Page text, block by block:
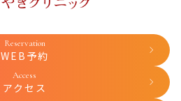
Reservation
WEB予約
Access
アクセス